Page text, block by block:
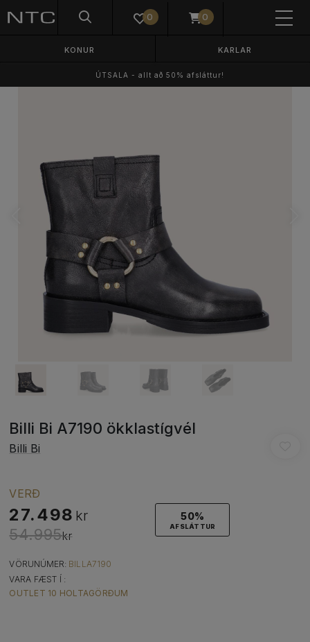
0 0
KONUR KARLAR
ÚTSALA - allt að 50% afsláttur!
Billi Bi A7190 ökklastígvél
Billi Bi
VERÐ
27.498 kr
54.995kr
50%
AFSLÁTTUR
VÖRUNÚMER: BILLA7190
VARA FÆST Í :
OUTLET 10 HOLTAGÖRÐUM